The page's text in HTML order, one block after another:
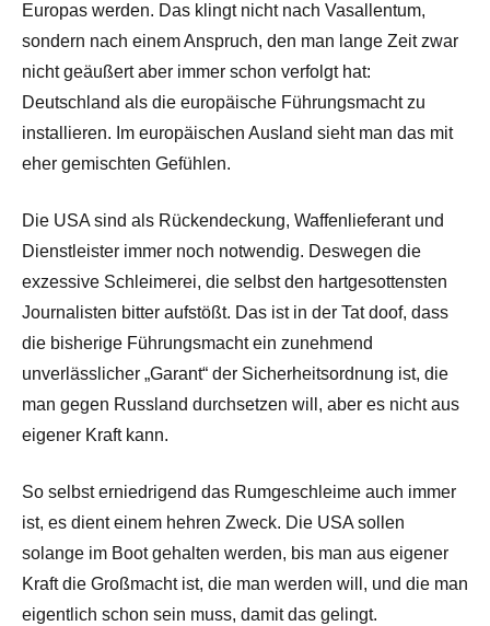
Europas werden. Das klingt nicht nach Vasallentum,
sondern nach einem Anspruch, den man lange Zeit zwar
nicht geäußert aber immer schon verfolgt hat:
Deutschland als die europäische Führungsmacht zu
installieren. Im europäischen Ausland sieht man das mit
eher gemischten Gefühlen.
Die USA sind als Rückendeckung, Waffenlieferant und
Dienstleister immer noch notwendig. Deswegen die
exzessive Schleimerei, die selbst den hartgesottensten
Journalisten bitter aufstößt. Das ist in der Tat doof, dass
die bisherige Führungsmacht ein zunehmend
unverlässlicher „Garant“ der Sicherheitsordnung ist, die
man gegen Russland durchsetzen will, aber es nicht aus
eigener Kraft kann.
So selbst erniedrigend das Rumgeschleime auch immer
ist, es dient einem hehren Zweck. Die USA sollen
solange im Boot gehalten werden, bis man aus eigener
Kraft die Großmacht ist, die man werden will, und die man
eigentlich schon sein muss, damit das gelingt.